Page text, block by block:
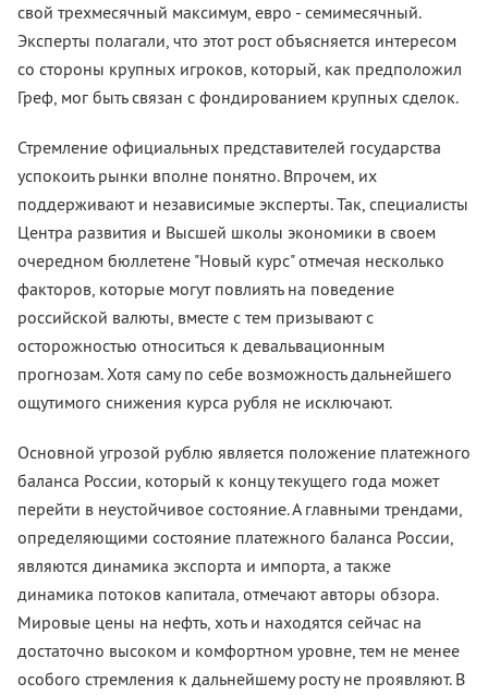
свой трехмесячный максимум, евро - семимесячный.
Эксперты полагали, что этот рост объясняется интересом
со стороны крупных игроков, который, как предположил
Греф, мог быть связан с фондированием крупных сделок.
Стремление официальных представителей государства
успокоить рынки вполне понятно. Впрочем, их
поддерживают и независимые эксперты. Так, специалисты
Центра развития и Высшей школы экономики в своем
очередном бюллетене "Новый курс" отмечая несколько
факторов, которые могут повлиять на поведение
российской валюты, вместе с тем призывают с
осторожностью относиться к девальвационным
прогнозам. Хотя саму по себе возможность дальнейшего
ощутимого снижения курса рубля не исключают.
Основной угрозой рублю является положение платежного
баланса России, который к концу текущего года может
перейти в неустойчивое состояние. А главными трендами,
определяющими состояние платежного баланса России,
являются динамика экспорта и импорта, а также
динамика потоков капитала, отмечают авторы обзора.
Мировые цены на нефть, хоть и находятся сейчас на
достаточно высоком и комфортном уровне, тем не менее
особого стремления к дальнейшему росту не проявляют. В